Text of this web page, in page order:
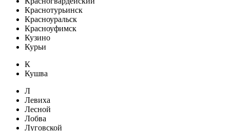
Краснотурьинск
Красноуральск
Красноуфимск
Кузино
Курьи
К
Кушва
Л
Левиха
Лесной
Лобва
Луговской